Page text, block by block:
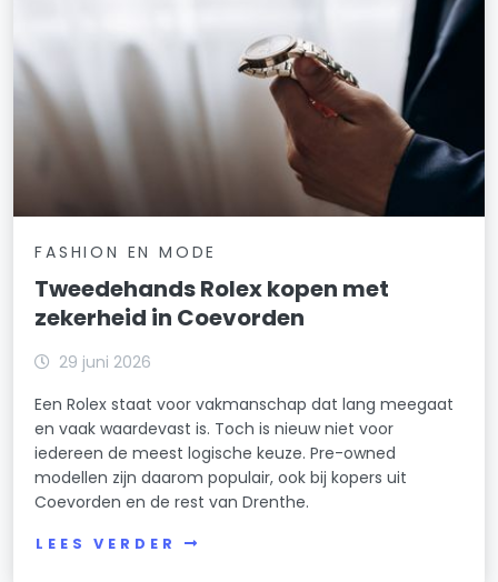
FASHION EN MODE
Tweedehands Rolex kopen met
zekerheid in Coevorden
29 juni 2026
Een Rolex staat voor vakmanschap dat lang meegaat
en vaak waardevast is. Toch is nieuw niet voor
iedereen de meest logische keuze. Pre-owned
modellen zijn daarom populair, ook bij kopers uit
Coevorden en de rest van Drenthe.
LEES VERDER